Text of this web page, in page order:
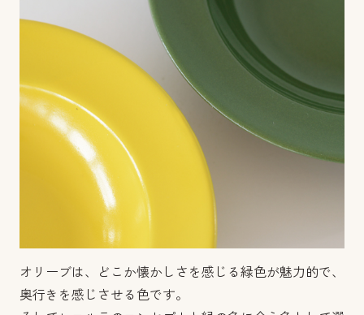
オリーブは、どこか懐かしさを感じる緑色が魅力的で、
奥行きを感じさせる色です。